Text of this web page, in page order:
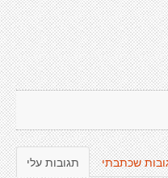
תגובות עלי שכתבתי